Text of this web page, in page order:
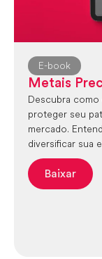
E-book
Metais
Descubra
proteger seu
mercado.
diversificar sua
Baixar